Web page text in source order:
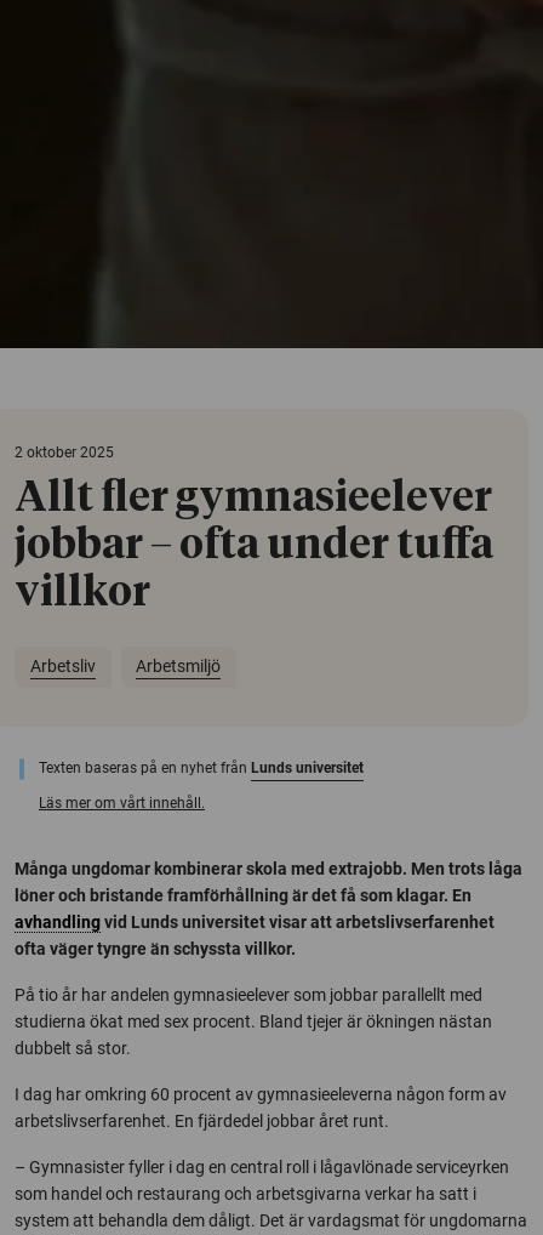
2 oktober 2025
Allt fler gymnasieelever
jobbar – ofta under tuffa
villkor
Arbetsliv Arbetsmiljö
Texten baseras på en nyhet från Lunds universitet
Läs mer om vårt innehåll.
Många ungdomar kombinerar skola med extrajobb. Men trots låga
löner och bristande framförhållning är det få som klagar. En
avhandlingvid Lunds universitet visar att arbetslivserfarenhet
ofta väger tyngre än schyssta villkor.
På tio år har andelen gymnasieelever som jobbar parallellt med
studierna ökat med sex procent. Bland tjejer är ökningen nästan
dubbelt så stor.
I dag har omkring 60 procent av gymnasieeleverna någon form av
arbetslivserfarenhet. En fjärdedel jobbar året runt.
– Gymnasister fyller i dag en central roll i lågavlönade serviceyrken
som handel och restaurang och arbetsgivarna verkar ha satt i
system att behandla dem dåligt. Det är vardagsmat för ungdomarna